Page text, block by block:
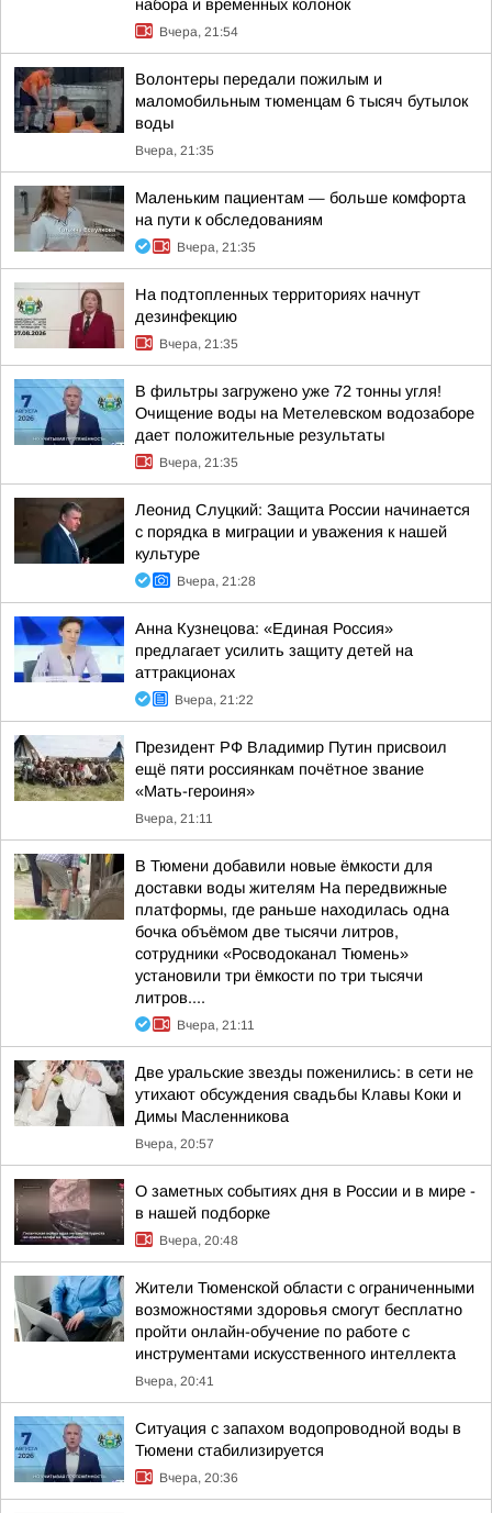
набора и временных колонок
Вчера, 21:54
Волонтеры передали пожилым и
маломобильным тюменцам 6 тысяч бутылок
воды
Вчера, 21:35
Маленьким пациентам — больше комфорта
на пути к обследованиям
Вчера, 21:35
На подтопленных территориях начнут
дезинфекцию
Вчера, 21:35
В фильтры загружено уже 72 тонны угля!
Очищение воды на Метелевском водозаборе
дает положительные результаты
Вчера, 21:35
Леонид Слуцкий: Защита России начинается
с порядка в миграции и уважения к нашей
культуре
Вчера, 21:28
Анна Кузнецова: «Единая Россия»
предлагает усилить защиту детей на
аттракционах
Вчера, 21:22
Президент РФ Владимир Путин присвоил
ещё пяти россиянкам почётное звание
«Мать-героиня»
Вчера, 21:11
В Тюмени добавили новые ёмкости для
доставки воды жителям На передвижные
платформы, где раньше находилась одна
бочка объёмом две тысячи литров,
сотрудники «Росводоканал Тюмень»
установили три ёмкости по три тысячи
литров....
Вчера, 21:11
Две уральские звезды поженились: в сети не
утихают обсуждения свадьбы Клавы Коки и
Димы Масленникова
Вчера, 20:57
О заметных событиях дня в России и в мире -
в нашей подборке
Вчера, 20:48
Жители Тюменской области с ограниченными
возможностями здоровья смогут бесплатно
пройти онлайн-обучение по работе с
инструментами искусственного интеллекта
Вчера, 20:41
Ситуация с запахом водопроводной воды в
Тюмени стабилизируется
Вчера, 20:36